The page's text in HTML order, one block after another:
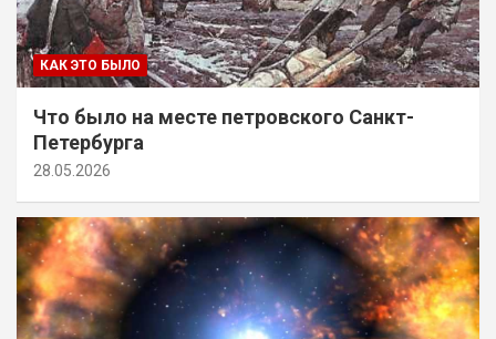
КАК ЭТО БЫЛО
Что было на месте петровского Санкт-
Петербурга
28.05.2026